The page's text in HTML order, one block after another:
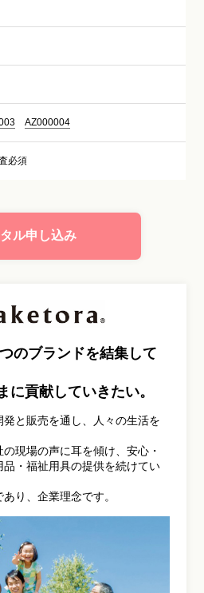
AZ000004
必須
ル申し込み
のブランドを結集して
に貢献していきたい。
と販売を通し、人々の生活を
現場の声に耳を傾け、安心・
・福祉用具の提供を続けてい
り、企業理念です。